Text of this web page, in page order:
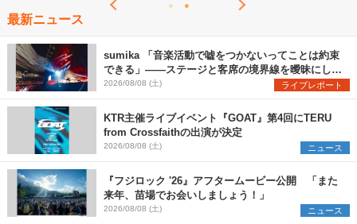
最新ニュース
sumika 「音楽活動で嘘をつかないってことは約束
できる」――ステージと客席の境界線を曖昧にし
た、ツアーファイナル武道館公演レポート
2026/08/08 (土) ライブレポート
KTR主催ライブイベント『GOAT』第4回にTERU
from Crossfaithの出演が決定
2026/08/08 (土) ニュース
『フジロック '26』アフタームービー公開 「また
来年、苗場でお会いしましょう！」
2026/08/08 (土) ニュース